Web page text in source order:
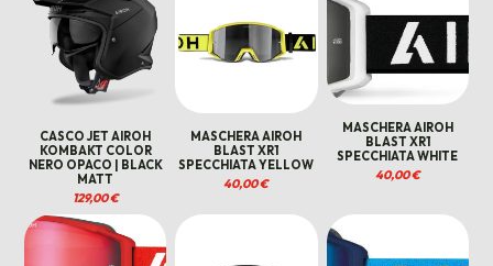
CASCO JET AIROH
KOMBAKT COLOR
NERO OPACO | BLACK
MATT
129,00€
MASCHERA AIROH
BLAST XR1
SPECCHIATA YELLOW
40,00€
MASCHERA AIROH
BLAST XR1
SPECCHIATA WHITE
40,00€